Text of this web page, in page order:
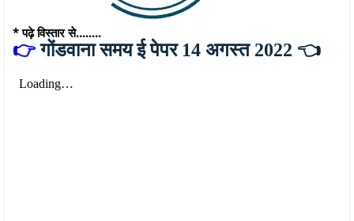
* पढ़े विस्तार से........
👉गोंडवाना समय ई पेपर 14 अगस्त 2022 👈